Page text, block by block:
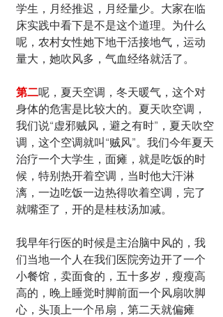
学生，月经推迟，月经量少。大家在临
床实践中看下是不是这个道理。为什么
呢，农村女性她下地干活接地气，运动
量大，她吹风多，气血经络就活了。
第二呢，夏天空调，冬天暖气，这个对
身体的危害是比较大的。夏天吹空调，
我们说“虚邪贼风，避之有时”，夏天吹空
调，这个空调就叫“贼风”。我们今年夏天
治疗一个大学生，面瘫，就是吃饭的时
候，特别热开着空调，当时他大汗淋
漓，一边吃饭一边热得吹着空调，完了
就嘴歪了，开的是桂枝汤加减。
我早年行医的时候是主治脑中风的，我
们当地一个人在我们医院旁边开了一个
小餐馆，卖面食的，五十多岁，瘦瘦高
高的，晚上睡觉时脚前面一个风扇吹脚
心，头顶上一个吊扇，第二天就偏瘫